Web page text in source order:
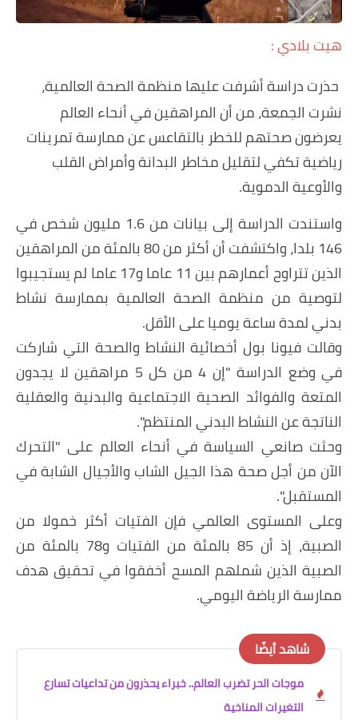
هيت بلادي :
حذرت دراسة أشرفت عليها منظمة الصحة العالمية،
نشرت الجمعة، من أن المراهقين في أنحاء العالم
يعرضون صحتهم للخطر بالتقاعس عن ممارسة تمرينات
رياضية تكفي لتقليل مخاطر البدانة وأمراض القلب
والأوعية الدموية.
واستندت الدراسة إلى بيانات من 1.6 مليون شخص في
146 بلدا، واكتشفت أن أكثر من 80 بالمئة من المراهقين
الذين تتراوح أعمارهم بين 11 عاما و17 عاما لم يستجيبوا
لتوصية من منظمة الصحة العالمية بممارسة نشاط
بدني لمدة ساعة يوميا على الأقل.
وقالت فيونا بول أخصائية النشاط والصحة التي شاركت
في وضع الدراسة "إن 4 من كل 5 مراهقين لا يجدون
المتعة والفوائد الصحية الاجتماعية والبدنية والعقلية
الناتجة عن النشاط البدني المنتظم".
وحثت صانعي السياسة في أنحاء العالم على "التحرك
الآن من أجل صحة هذا الجيل الشاب والأجيال الشابة في
المستقبل".
وعلى المستوى العالمي فإن الفتيات أكثر خمولا من
الصبية، إذ أن 85 بالمئة من الفتيات و78 بالمئة من
الصبية الذين شملهم المسح أخفقوا في تحقيق هدف
ممارسة الرياضة اليومي.
شاهد أيضًا
موجات الحر تضرب العالم.. خبراء يحذرون من تداعيات تسارع
التغيرات المناخية